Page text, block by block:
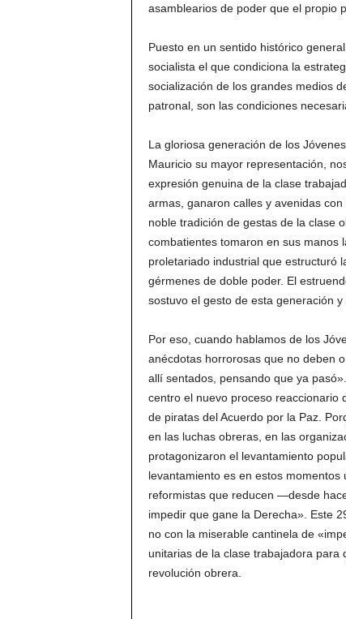
asamblearios de poder que el propio
Puesto en un sentido histórico
socialista el que condiciona la
socialización de los grandes medios
patronal, son las condiciones
La gloriosa generación de los
Mauricio su mayor representación,
expresión genuina de la clase
armas, ganaron calles y avenidas
noble tradición de gestas de la clase
combatientes tomaron en sus manos
proletariado industrial que estructuró
gérmenes de doble poder. El
sostuvo el gesto de esta generación
Por eso, cuando hablamos de los
anécdotas horrorosas que no deben
allí sentados, pensando que ya
centro el nuevo proceso reaccionario
de piratas del Acuerdo por la Paz.
en las luchas obreras, en las
protagonizaron el levantamiento
levantamiento es en estos
reformistas que reducen —desde
impedir que gane la Derecha». Este
no con la miserable cantinela de
unitarias de la clase trabajadora
revolución obrera.